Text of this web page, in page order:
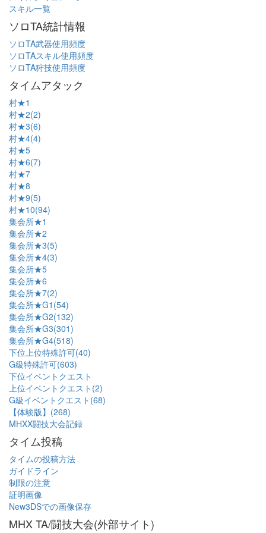
スキル一覧
ソロTA統計情報
ソロTA武器使用頻度
ソロTAスキル使用頻度
ソロTA狩技使用頻度
タイムアタック
村★1
村★2(2)
村★3(6)
村★4(4)
村★5
村★6(7)
村★7
村★8
村★9(5)
村★10(94)
集会所★1
集会所★2
集会所★3(5)
集会所★4(3)
集会所★5
集会所★6
集会所★7(2)
集会所★G1(54)
集会所★G2(132)
集会所★G3(301)
集会所★G4(518)
下位上位特殊許可(40)
G級特殊許可(603)
下位イベントクエスト
上位イベントクエスト(2)
G級イベントクエスト(68)
【体験版】(268)
MHXX闘技大会記録
タイム投稿
タイムの投稿方法
ガイドライン
制限の注意
証明画像
New3DSでの画像保存
MHX TA/闘技大会(外部サイト)